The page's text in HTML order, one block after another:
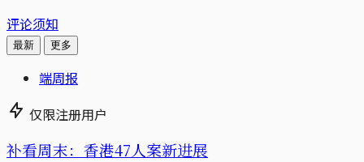
评论须知
最新 更多
端周报
仅限注册用户
补看周末：香港47人案新进展